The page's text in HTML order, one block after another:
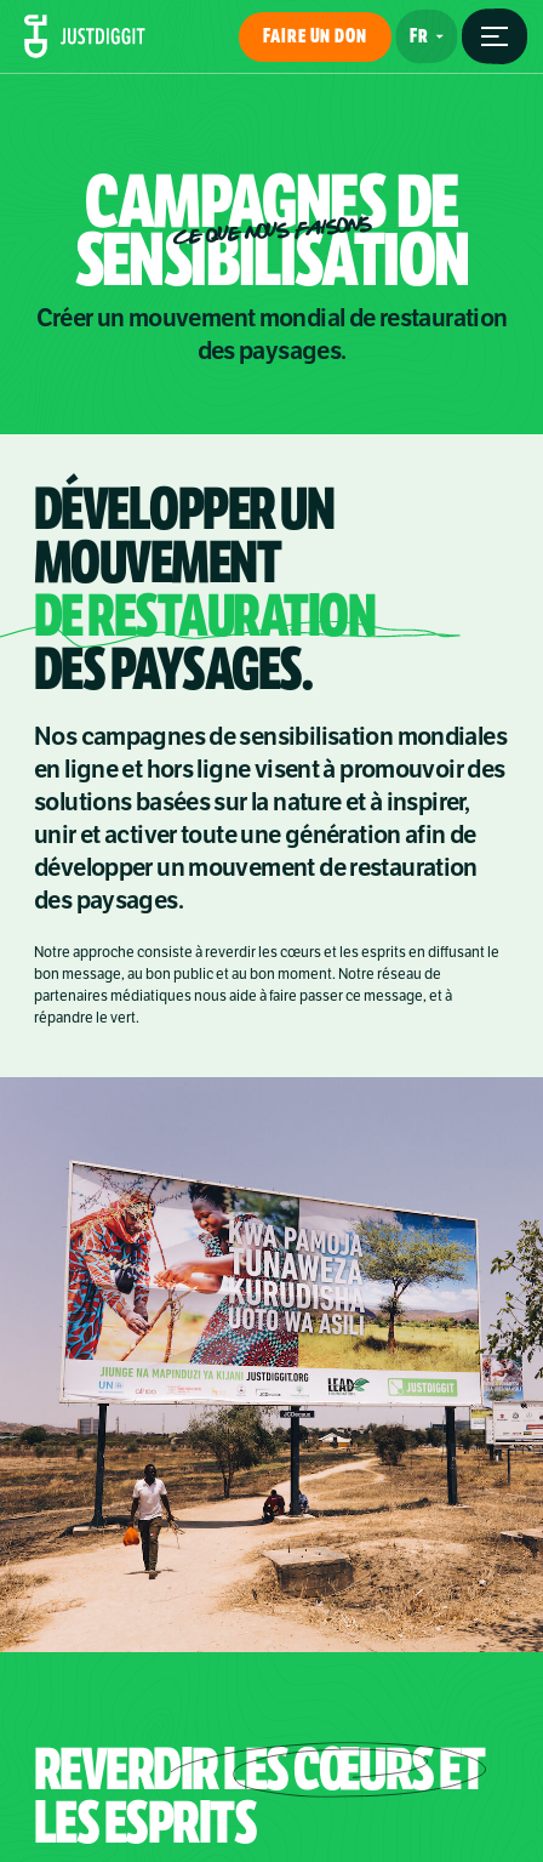
FAIRE UN DON
CAMPAGNESDE
SENSIBILISATION
CE QUE NOUS FAISONS
Créer un mouvement mondial de restauration
des paysages.
DÉVELOPPER UN
MOUVEMENT
DE RESTAURATION
DES PAYSAGES.
Nos campagnes de sensibilisation mondiales
en ligne et hors ligne visent à promouvoir des
solutions basées sur la nature et à inspirer,
unir et activer toute une génération afin de
développer un mouvement de restauration
des paysages.
Notre approche consiste à reverdir les cœurs et les esprits en diffusant le
bon message, au bon public et au bon moment. Notre réseau de
partenaires médiatiques nous aide à faire passer ce message, et à
répandre le vert.
REVERDIRLES CŒURSET
LES ESPRITS